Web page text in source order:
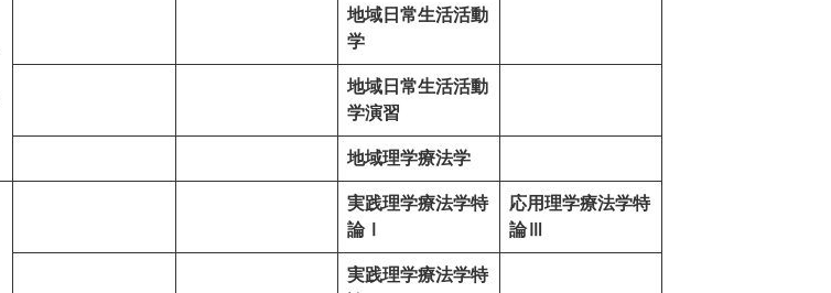
地域日常生活活動
学
地域日常生活活動
学演習
地域理学療法学
実践理学療法学特
論Ⅰ
応用理学療法学特
論Ⅲ
実践理学療法学特